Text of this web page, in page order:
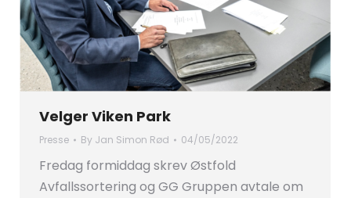
Velger Viken Park
Presse By Jan Simon Rød 04/05/2022
Fredag formiddag skrev Østfold
Avfallssortering og GG Gruppen avtale om